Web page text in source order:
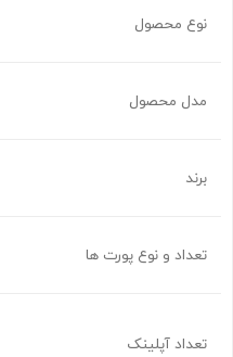
نوع محصول
مدل محصول
برند
تعداد و نوع پورت ها
تعداد آپلینک